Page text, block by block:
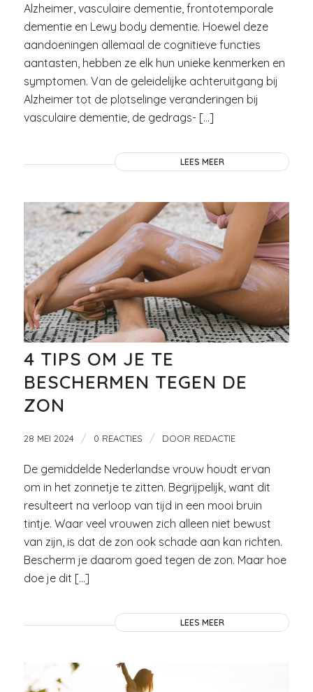
Alzheimer, vasculaire dementie, frontotemporale
dementie en Lewy body dementie. Hoewel deze
aandoeningen allemaal de cognitieve functies
aantasten, hebben ze elk hun unieke kenmerken en
symptomen. Van de geleidelijke achteruitgang bij
Alzheimer tot de plotselinge veranderingen bij
vasculaire dementie, de gedrags- […]
LEES MEER
4 TIPS OM JE TE
BESCHERMEN TEGEN DE
ZON
28 MEI 2024 / 0 REACTIES / DOOR REDACTIE
De gemiddelde Nederlandse vrouw houdt ervan
om in het zonnetje te zitten. Begrijpelijk, want dit
resulteert na verloop van tijd in een mooi bruin
tintje. Waar veel vrouwen zich alleen niet bewust
van zijn, is dat de zon ook schade aan kan richten.
Bescherm je daarom goed tegen de zon. Maar hoe
doe je dit […]
LEES MEER